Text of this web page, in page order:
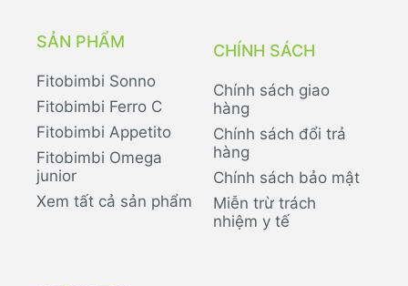
SẢN PHẨM
Fitobimbi Sonno
Fitobimbi Ferro C
Fitobimbi Appetito
Fitobimbi Omega
junior
Xem tất cả sản phẩm
CHÍNH SÁCH
Chính sách giao
hàng
Chính sách đổi trả
hàng
Chính sách bảo mật
Miễn trừ trách
nhiệm y tế